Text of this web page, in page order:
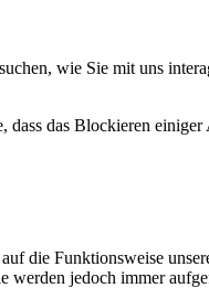
wie Sie mit uns
dass das Blockieren
die Funktionsweise
werden jedoch immer